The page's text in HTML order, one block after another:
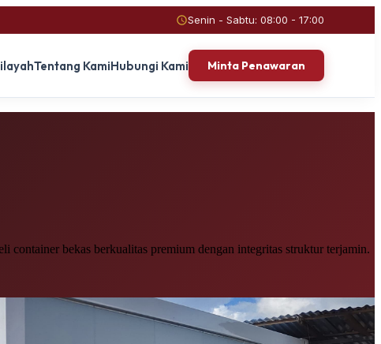
Senin - Sabtu: 08:00 - 17:00
Tentang KamiHubungi Kami Minta Penawaran
container bekas berkualitas premium dengan integritas struktur terjamin.